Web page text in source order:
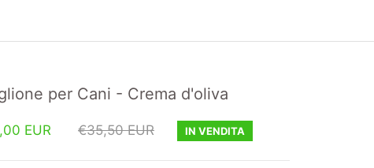
per Cani - Crema d'oliva
EUR €35,50 EUR IN VENDITA